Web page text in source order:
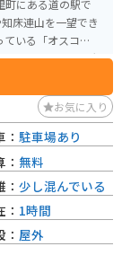
町にある道の駅で
床連山を一望でき
域の結びつきを大
床の観光情報はも
類を使った料理が
だし、天候の変化
ましょう。また、
った料理 * アイヌ
お気に入り
駐車場あり
無料
少し混んでいる
1時間
屋外